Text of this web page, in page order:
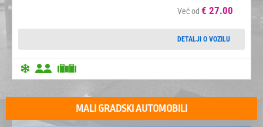
Već od € 27.00
DETALJI O VOZILU
MALI GRADSKI AUTOMOBILI